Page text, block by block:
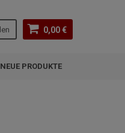
0,00 €
NEUE PRODUKTE